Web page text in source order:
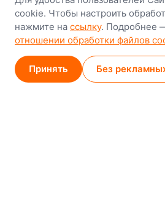
8-й Путепроводный
GPS53.924752,
Карта
cookie. Чтобы настроить
нажмите на ссылку. Подробнее
отношении обработки файлов
Принять Без